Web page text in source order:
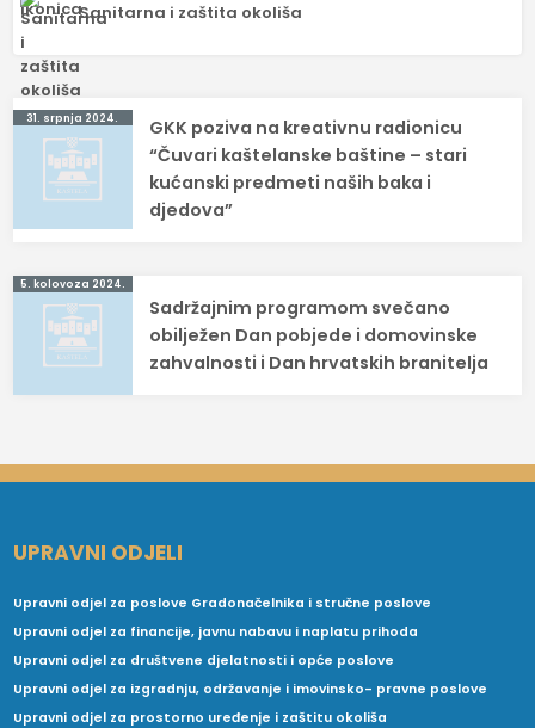
Sanitarna i zaštita okoliša
Navigacija
objava
31. srpnja 2024.
GKK poziva na kreativnu radionicu
“Čuvari kaštelanske baštine – stari
kućanski predmeti naših baka i
djedova”
5. kolovoza 2024.
Sadržajnim programom svečano
obilježen Dan pobjede i domovinske
zahvalnosti i Dan hrvatskih branitelja
UPRAVNI ODJELI
Upravni odjel za poslove Gradonačelnika i stručne poslove
Upravni odjel za financije, javnu nabavu i naplatu prihoda
Upravni odjel za društvene djelatnosti i opće poslove
Upravni odjel za izgradnju, održavanje i imovinsko- pravne poslove
Upravni odjel za prostorno uređenje i zaštitu okoliša